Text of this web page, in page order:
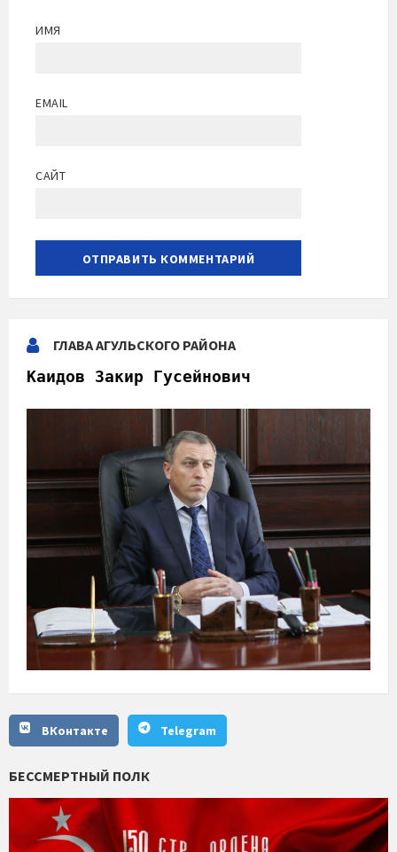
ИМЯ
EMAIL
САЙТ
ГЛАВА АГУЛЬСКОГО РАЙОНА
Каидов Закир Гусейнович
ВКонтакте Telegram
БЕССМЕРТНЫЙ ПОЛК